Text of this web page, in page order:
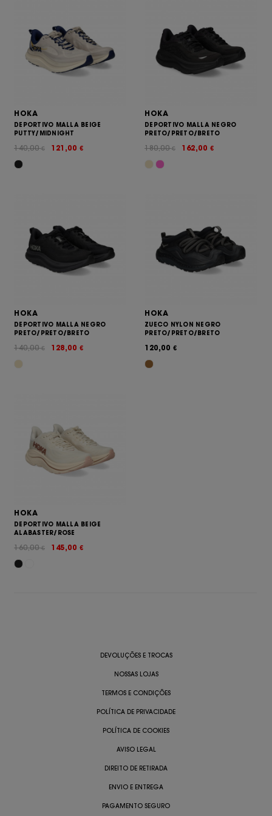
HOKA
DEPORTIVO MALLA BEIGE
PUTTY/MIDNIGHT
121,00 €
140,00€
HOKA
DEPORTIVO MALLA NEGRO
PRETO/PRETO/BRETO
162,00 €
180,00€
HOKA
DEPORTIVO MALLA NEGRO
PRETO/PRETO/BRETO
128,00 €
140,00€
HOKA
ZUECO NYLON NEGRO
PRETO/PRETO/BRETO
120,00 €
HOKA
DEPORTIVO MALLA BEIGE
ALABASTER/ROSE
145,00 €
160,00€
DEVOLUÇÕES E TROCAS
NOSSAS LOJAS
TERMOS E CONDIÇÕES
POLÍTICA DE PRIVACIDADE
POLÍTICA DE COOKIES
AVISO LEGAL
DIREITO DE RETIRADA
ENVIO E ENTREGA
PAGAMENTO SEGURO